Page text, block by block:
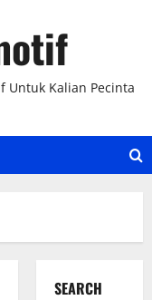
Untuk Kalian Pecinta
SEARCH